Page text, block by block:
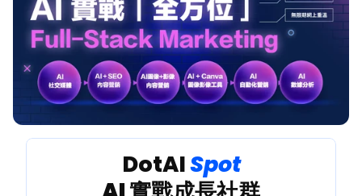
DotAI Spot